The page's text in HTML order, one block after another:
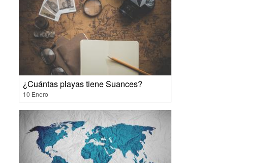
¿Cuántas playas tiene Suances?
10 Enero